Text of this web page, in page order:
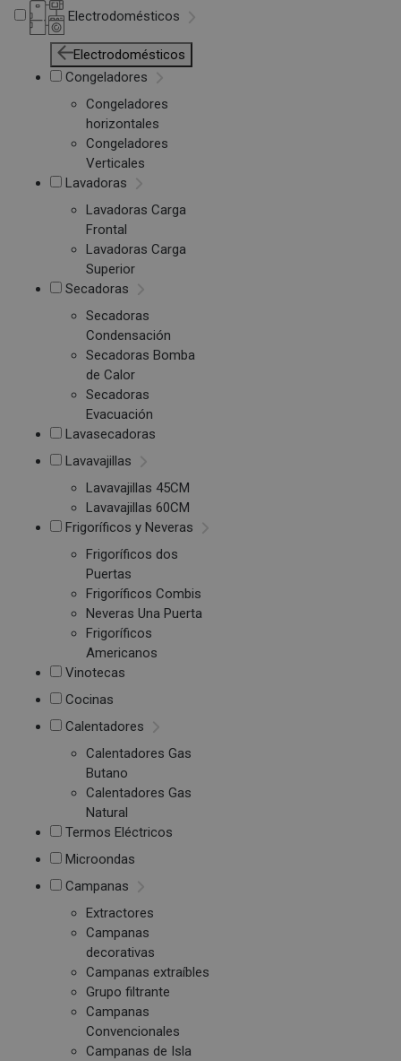
Electrodomésticos
Electrodomésticos
Congeladores
Congeladores
horizontales
Congeladores
Verticales
Lavadoras
Lavadoras Carga
Frontal
Lavadoras Carga
Superior
Secadoras
Secadoras
Condensación
Secadoras Bomba
de Calor
Secadoras
Evacuación
Lavasecadoras
Lavavajillas
Lavavajillas 45CM
Lavavajillas 60CM
Frigoríficos y Neveras
Frigoríficos dos
Puertas
Frigoríficos Combis
Neveras Una Puerta
Frigoríficos
Americanos
Vinotecas
Cocinas
Calentadores
Calentadores Gas
Butano
Calentadores Gas
Natural
Termos Eléctricos
Microondas
Campanas
Extractores
Campanas
decorativas
Campanas extraíbles
Grupo filtrante
Campanas
Convencionales
Campanas de Isla